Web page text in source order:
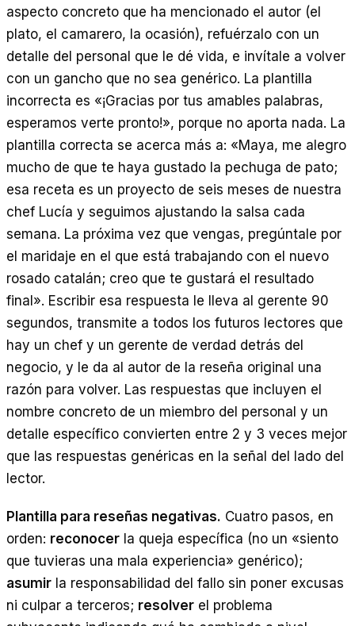
aspecto concreto que ha mencionado el autor (el
plato, el camarero, la ocasión), refuérzalo con un
detalle del personal que le dé vida, e invítale a volver
con un gancho que no sea genérico. La plantilla
incorrecta es «¡Gracias por tus amables palabras,
esperamos verte pronto!», porque no aporta nada. La
plantilla correcta se acerca más a: «Maya, me alegro
mucho de que te haya gustado la pechuga de pato;
esa receta es un proyecto de seis meses de nuestra
chef Lucía y seguimos ajustando la salsa cada
semana. La próxima vez que vengas, pregúntale por
el maridaje en el que está trabajando con el nuevo
rosado catalán; creo que te gustará el resultado
final». Escribir esa respuesta le lleva al gerente 90
segundos, transmite a todos los futuros lectores que
hay un chef y un gerente de verdad detrás del
negocio, y le da al autor de la reseña original una
razón para volver. Las respuestas que incluyen el
nombre concreto de un miembro del personal y un
detalle específico convierten entre 2 y 3 veces mejor
que las respuestas genéricas en la señal del lado del
lector.
Plantilla para reseñas negativas. Cuatro pasos, en
orden: reconocer la queja específica (no un «siento
que tuvieras una mala experiencia» genérico);
asumir la responsabilidad del fallo sin poner excusas
ni culpar a terceros; resolver el problema